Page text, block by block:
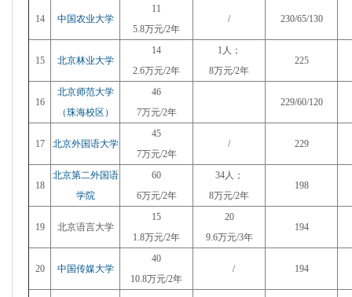
14 中国农业大学
11
5.8万元/2年
/ 230/65/130
15 北京林业大学
14
2.6万元/2年
1人；
8万元/2年
225
16
北京师范大学
（珠海校区）
46
7万元/2年
229/60/120
17 北京外国语大学
45
7万元/2年
/ 229
18
北京第二外国语
学院
60
6万元/2年
34人；
8万元/2年
198
19 北京语言大学
15
1.8万元/2年
20
9.6万元/3年
194
20 中国传媒大学
40
10.8万元/2年
/ 194